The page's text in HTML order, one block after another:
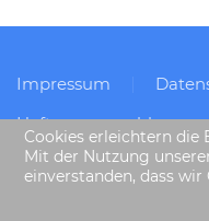
Impressum
Haftungsausschluss
Cookies erleichtern die
Mit der Nutzung
einverstanden, dass wir